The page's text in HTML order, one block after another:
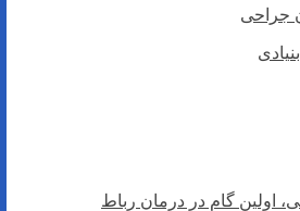
اولین گام در درمان رباط